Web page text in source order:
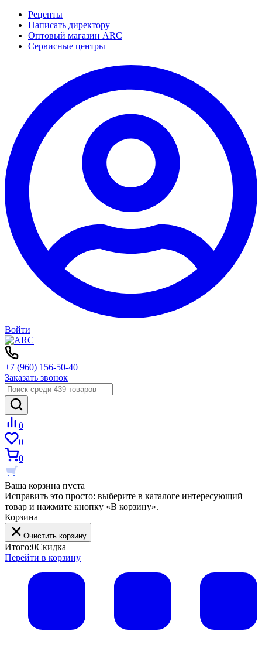
Рецепты
Написать директору
Оптовый магазин ARC
Сервисные центры
Войти
+7 (960) 156-50-40
Заказать звонок
0
0
0
Ваша корзина пуста
Исправить это просто: выберите в каталоге интересующий
товар и нажмите кнопку «В корзину».
Корзина
Очистить корзину
Итого:0Скидка
Перейти в корзину